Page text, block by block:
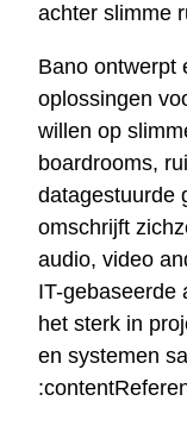
achter slimme
Bano ontwerpt
oplossingen
willen op
boardrooms,
datagestuurde
omschrijft
audio, video
IT-gebaseerde
het sterk in
en systemen